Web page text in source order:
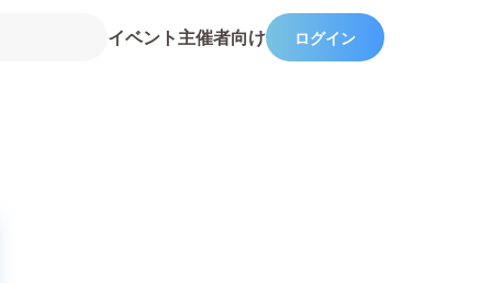
イベント主催者向け ログイン